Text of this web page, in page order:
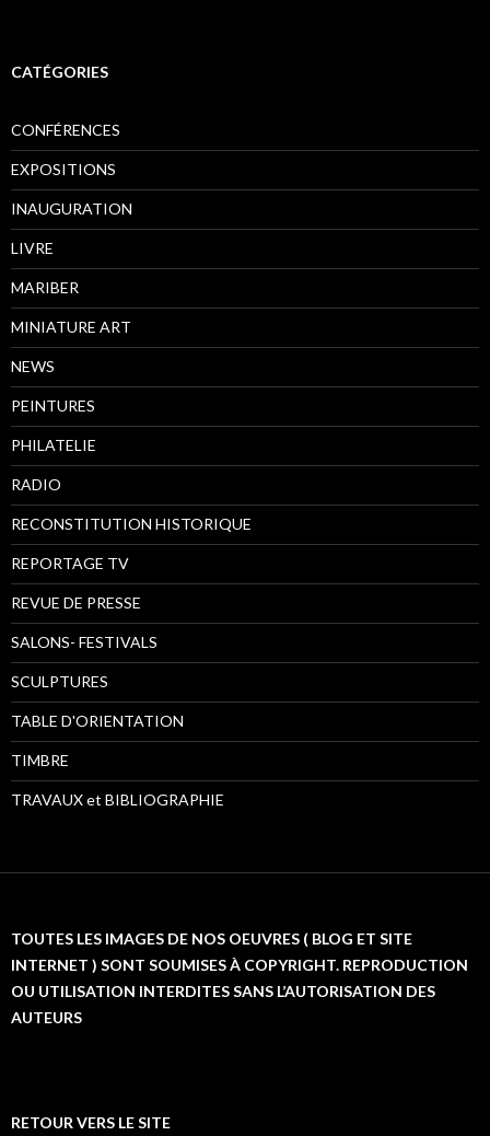
CATÉGORIES
CONFÉRENCES
EXPOSITIONS
INAUGURATION
LIVRE
MARIBER
MINIATURE ART
NEWS
PEINTURES
PHILATELIE
RADIO
RECONSTITUTION HISTORIQUE
REPORTAGE TV
REVUE DE PRESSE
SALONS- FESTIVALS
SCULPTURES
TABLE D'ORIENTATION
TIMBRE
TRAVAUX et BIBLIOGRAPHIE
TOUTES LES IMAGES DE NOS OEUVRES ( BLOG ET SITE
INTERNET ) SONT SOUMISES À COPYRIGHT. REPRODUCTION
OU UTILISATION INTERDITES SANS L’AUTORISATION DES
AUTEURS
RETOUR VERS LE SITE